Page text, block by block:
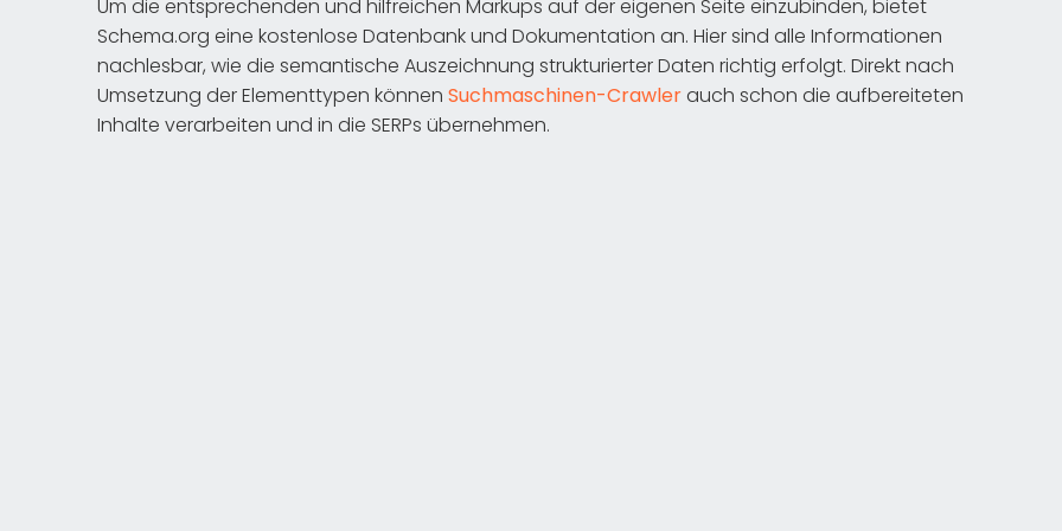
Um die entsprechenden und hilfreichen Markups auf der eigenen Seite einzubinden, bietet
Schema.org eine kostenlose Datenbank und Dokumentation an. Hier sind alle Informationen
nachlesbar, wie die semantische Auszeichnung strukturierter Daten richtig erfolgt. Direkt nach
Umsetzung der Elementtypen können Suchmaschinen-Crawlerauch schon die aufbereiteten
Inhalte verarbeiten und in die SERPs übernehmen.